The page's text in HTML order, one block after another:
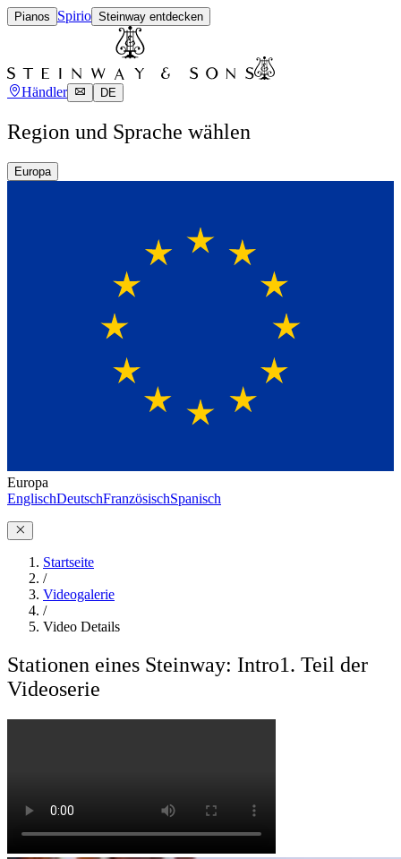
Pianos Spirio Steinway entdecken
Händler DE
Region und Sprache wählen
Europa
Europa
EnglischDeutschFranzösischSpanisch
Startseite
/
Videogalerie
/
Video Details
Stationen eines Steinway: Intro1. Teil der
Videoserie